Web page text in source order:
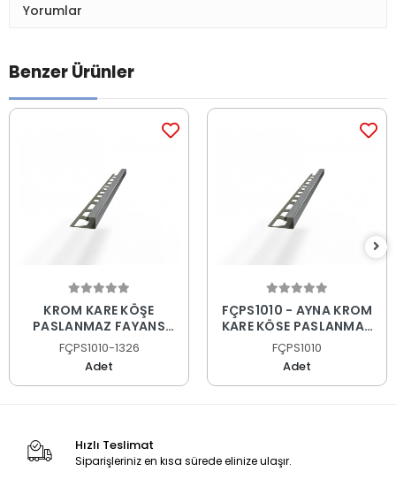
Yorumlar
Benzer Ürünler
KROM KARE KÖŞE
PASLANMAZ FAYANS
PROFİLİ
FÇPS1010-1326
Adet
FÇPS1010 - AYNA KROM
KARE KÖŞE PASLANMAZ
FAYANS PROFİLİ
FÇPS1010
Adet
Hızlı Teslimat
Siparişleriniz en kısa sürede elinize ulaşır.